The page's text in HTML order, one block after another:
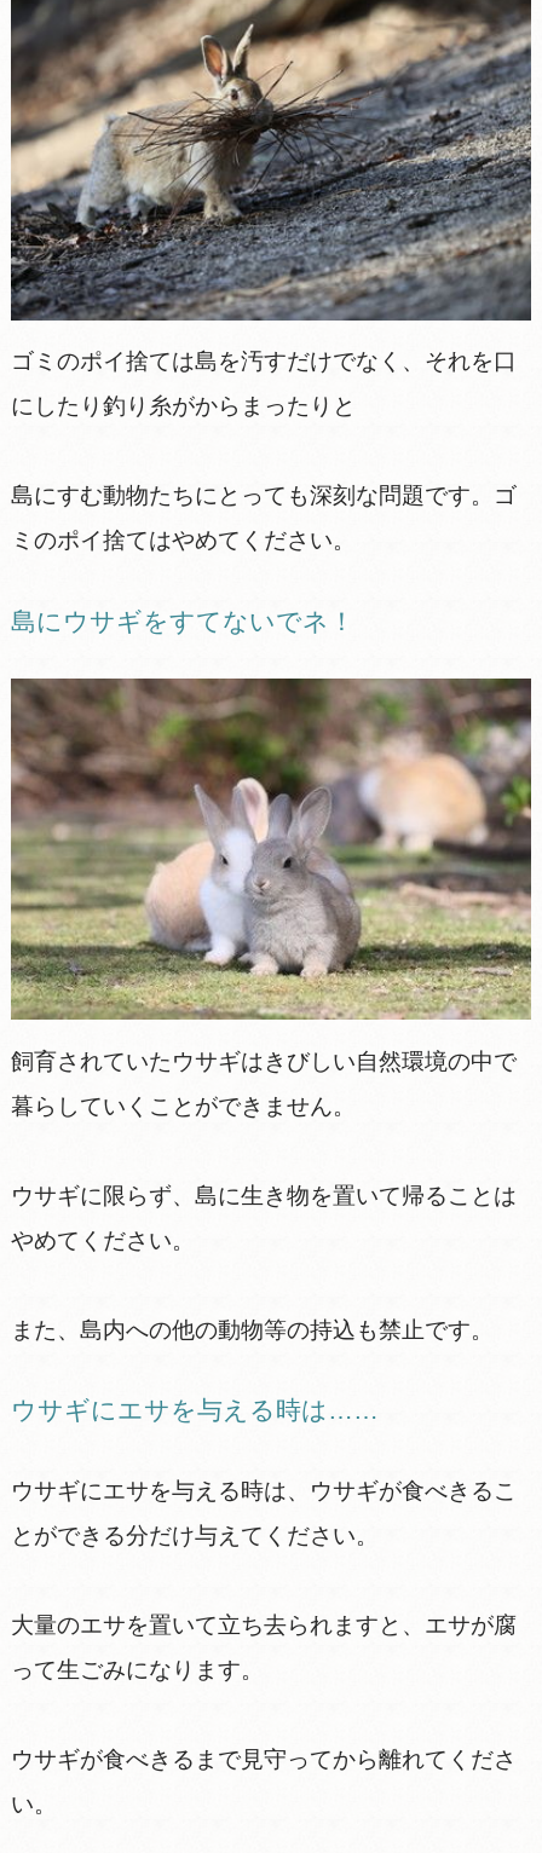
ゴミのポイ捨ては島を汚すだけでなく、それを口
にしたり釣り糸がからまったりと
島にすむ動物たちにとっても深刻な問題です。ゴ
ミのポイ捨てはやめてください。
島にウサギをすてないでネ！
飼育されていたウサギはきびしい自然環境の中で
暮らしていくことができません。
ウサギに限らず、島に生き物を置いて帰ることは
やめてください。
また、島内への他の動物等の持込も禁止です。
ウサギにエサを与える時は……
ウサギにエサを与える時は、ウサギが食べきるこ
とができる分だけ与えてください。
大量のエサを置いて立ち去られますと、エサが腐
って生ごみになります。
ウサギが食べきるまで見守ってから離れてくださ
い。